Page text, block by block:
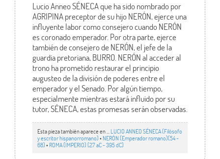
Lucio Anneo SÉNECA que ha sido nombrado por
AGRIPINA preceptor de su hijo NERÓN, ejerce una
influyente labor como consejero cuando NERÓN
es coronado emperador. Por otra parte, ejerce
también de consejero de NERÓN, el jefe de la
guardia pretoriana, BURRO. NERÓN al acceder al
trono ha prometido restaurar el principio
augusteo de la división de poderes entre el
emperador y el Senado. Por algún tiempo,
especialmente mientras estará influido por su
tutor, SÉNECA, estas promesas serán observadas.
Esta pieza también aparece en ... LUCIO ANNEO SÉNECA (Filósofo
y escritor hispanorromano)• NERÓN (Emperador romano)(54 -
68)• ROMA (IMPERIO) (27 aC - 395 dC)